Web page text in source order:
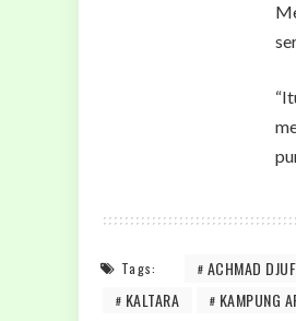
Tags: ACHMAD
KALTARA
KAMPUNG